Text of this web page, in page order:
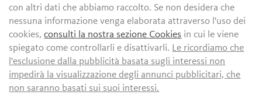
con altri dati che abbiamo raccolto. Se non desidera che
nessuna informazione venga elaborata attraverso l'uso dei
cookies,consulti la nostra sezione Cookies in cui le viene
spiegato come controllarli e disattivarli. Le ricordiamo che
l'esclusione dalla pubblicità basata sugli interessi non
impedirà la visualizzazione degli annunci pubblicitari, che
non saranno basati sui suoi interessi.